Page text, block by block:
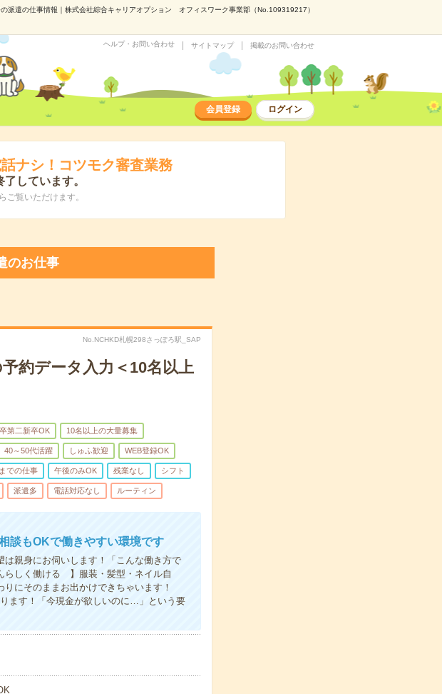
派遣の仕事情報｜株式会社綜合キャリアオプション オフィスワーク事業部（No.109319217）
ヘルプ・お問い合わせ サイトマップ 掲載のお問い合わせ
会員登録 ログイン
ナシ！コツモク審査業務
しています。
覧いただけます。
のお仕事
No.NCHKD札幌298さっぽろ駅_SAP
約データ入力＜10名以上
第二新卒OK 10名以上の大量募集
40～50代活躍 しゅふ歓迎 WEB登録OK
での仕事 午後のみOK 残業なし シフト
派遣多 電話対応なし ルーティン
談もOKで働きやすい環境です
親身にお伺いします！「こんな働き方で
しく働ける 】服装・髪型・ネイル自
にそのままお出かけできちゃいます！
ます！「今現金が欲しいのに…」という要